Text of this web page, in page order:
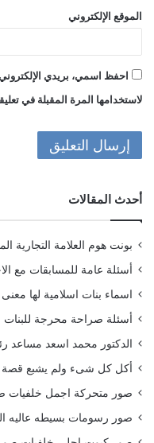
الموقع الإلكتروني
احفظ اسمي، بريدي
لاستخدامها المرة المقبلة في
أحدث المقالات
بونت هوم العلامة التجارية
أسئلة عامة للمسابقات مع الاجابة
اسماء بنات اسلامية لها
أسئلة صراحة محرجة للبنات
الدكتور محمد اسعد
أكل كل شىء ولم يشبع قصة
صور متحركة اجمل خلفيات
صور رسومات بسيطه عاليه